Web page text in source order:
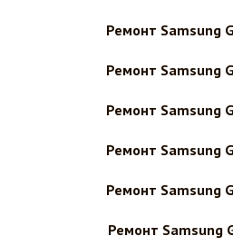
Ремонт Samsung
Ремонт Samsung
Ремонт Samsung
Ремонт Samsung
Ремонт Samsung
Ремонт Samsung